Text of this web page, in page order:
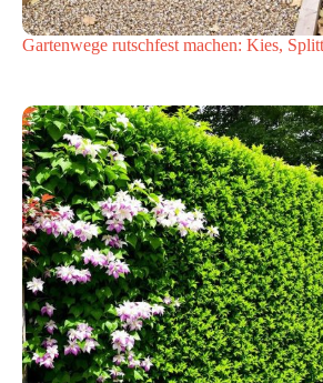
Gartenwege rutschfest machen: Kies,